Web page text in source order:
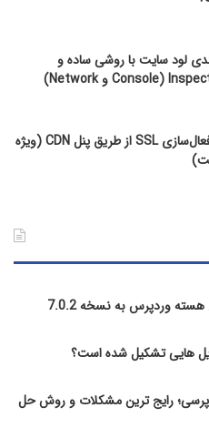
لود سایت با روشی ساده و
آموزش جامع فعال‌سازی SSL از طریق پنل CDN (ویژه
وردپرس به نسخه 7.0.2
هایی تشکیل شده است؟
رایج‌ ترین مشکلات و روش حل